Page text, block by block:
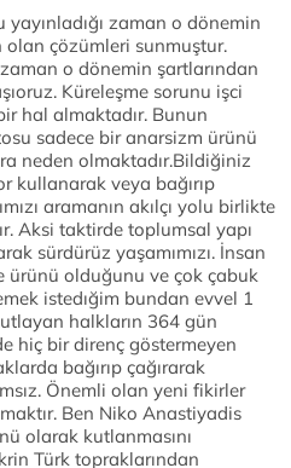
zaman o dönemin
olan çözümleri sunmuştur.
o dönemin şartlarından
Küreleşme sorunu işci
hal almaktadır. Bunun
sadece bir anarsizm ürünü
neden olmaktadır.Bildiğiniz
kullanarak veya bağırıp
aramanın akılçı yolu birlikte
Aksi taktirde toplumsal yapı
sürdürüz yaşamımızı. İnsan
ürünü olduğunu ve çok çabuk
istedığim bundan evvel 1
halkların 364 gün
hiç bir direnç göstermeyen
bağırıp çağırarak
Önemli olan yeni fikirler
Ben Niko Anastiyadis
olarak kutlanmasını
Türk topraklarından